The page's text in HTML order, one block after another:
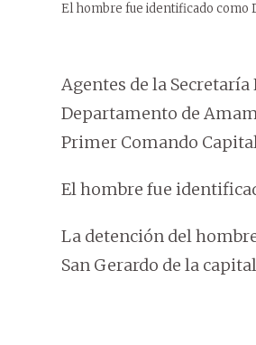
El hombre fue identificado como
Agentes de la Secretaría
Departamento de
Primer Comando Capital
El hombre fue
La detención del
San Gerardo de la